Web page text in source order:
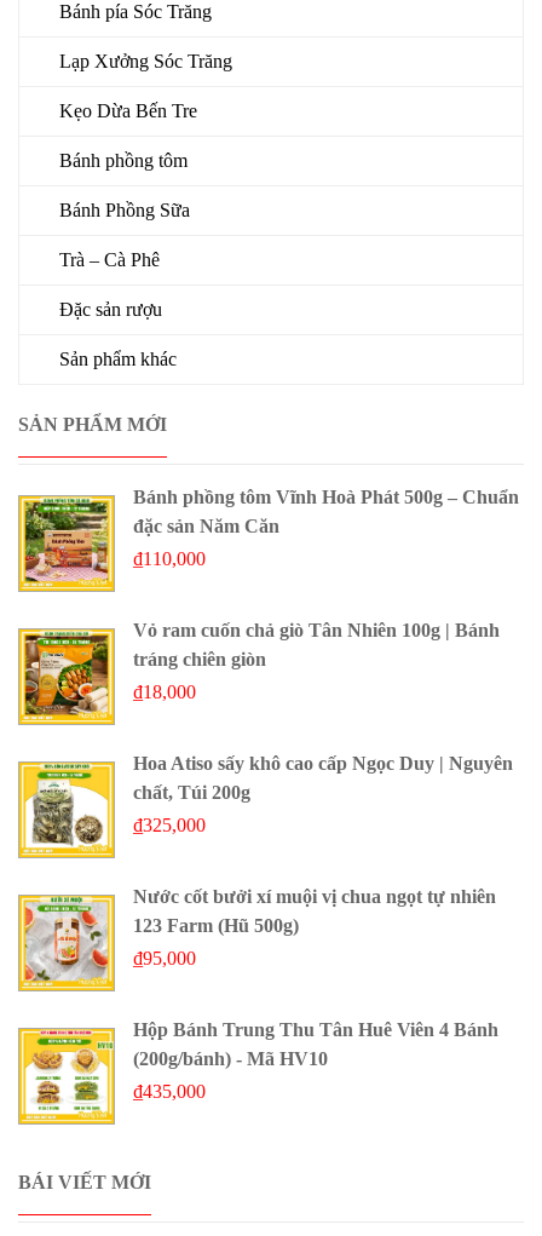
Bánh pía Sóc Trăng
Lạp Xưởng Sóc Trăng
Kẹo Dừa Bến Tre
Bánh phồng tôm
Bánh Phồng Sữa
Trà – Cà Phê
Đặc sản rượu
Sản phẩm khác
SẢN PHẨM MỚI
Bánh phồng tôm Vĩnh Hoà Phát 500g – Chuẩn
đặc sản Năm Căn
₫110,000
Vỏ ram cuốn chả giò Tân Nhiên 100g | Bánh
tráng chiên giòn
₫18,000
Hoa Atiso sấy khô cao cấp Ngọc Duy | Nguyên
chất, Túi 200g
₫325,000
Nước cốt bưởi xí muội vị chua ngọt tự nhiên
123 Farm (Hũ 500g)
₫95,000
Hộp Bánh Trung Thu Tân Huê Viên 4 Bánh
(200g/bánh) - Mã HV10
₫435,000
BÁI VIẾT MỚI